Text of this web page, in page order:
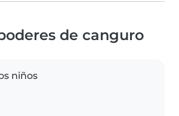
de canguro
niños